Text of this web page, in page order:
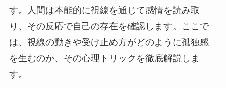
す。人間は本能的に視線を通じて感情を読み取
り、その反応で自己の存在を確認します。ここで
は、視線の動きや受け止め方がどのように孤独感
を生むのか、その心理トリックを徹底解説しま
す。